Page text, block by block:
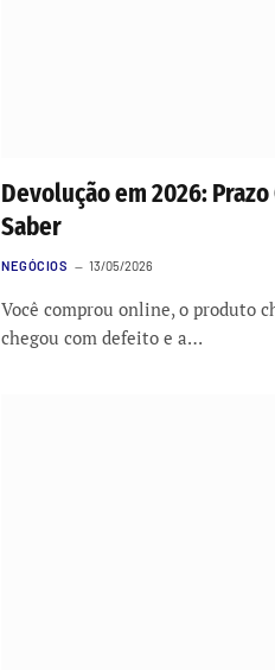
Devolução em 2026:
Saber
NEGÓCIOS 13/05/2026
Você comprou online, o produto
chegou com defeito e a…